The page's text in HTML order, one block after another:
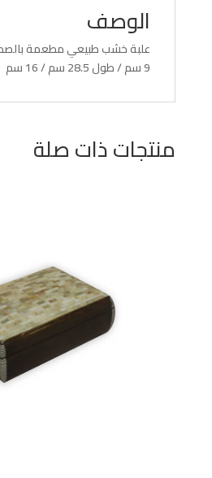
الوصف
علبة خشب طبيعي مطعمة
9 سم / طول 28.5 سم / 16 سم
منتجات ذات صلة